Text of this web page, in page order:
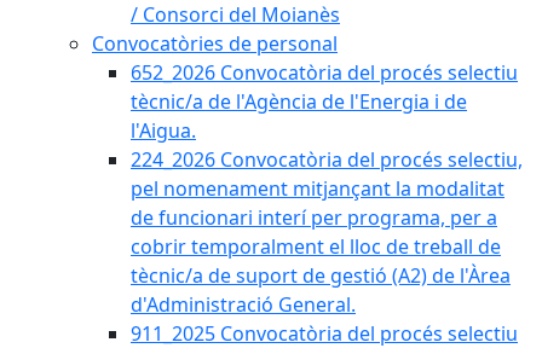
/ Consorci del Moianès
Convocatòries de personal
652_2026 Convocatòria del procés selectiu
tècnic/a de l'Agència de l'Energia i de
l'Aigua.
224_2026 Convocatòria del procés selectiu,
pel nomenament mitjançant la modalitat
de funcionari interí per programa, per a
cobrir temporalment el lloc de treball de
tècnic/a de suport de gestió (A2) de l'Àrea
d'Administració General.
911_2025 Convocatòria del procés selectiu